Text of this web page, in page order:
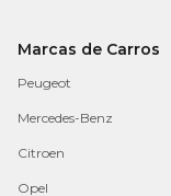
Marcas de Carros
Peugeot
Mercedes-Benz
Citroen
Opel